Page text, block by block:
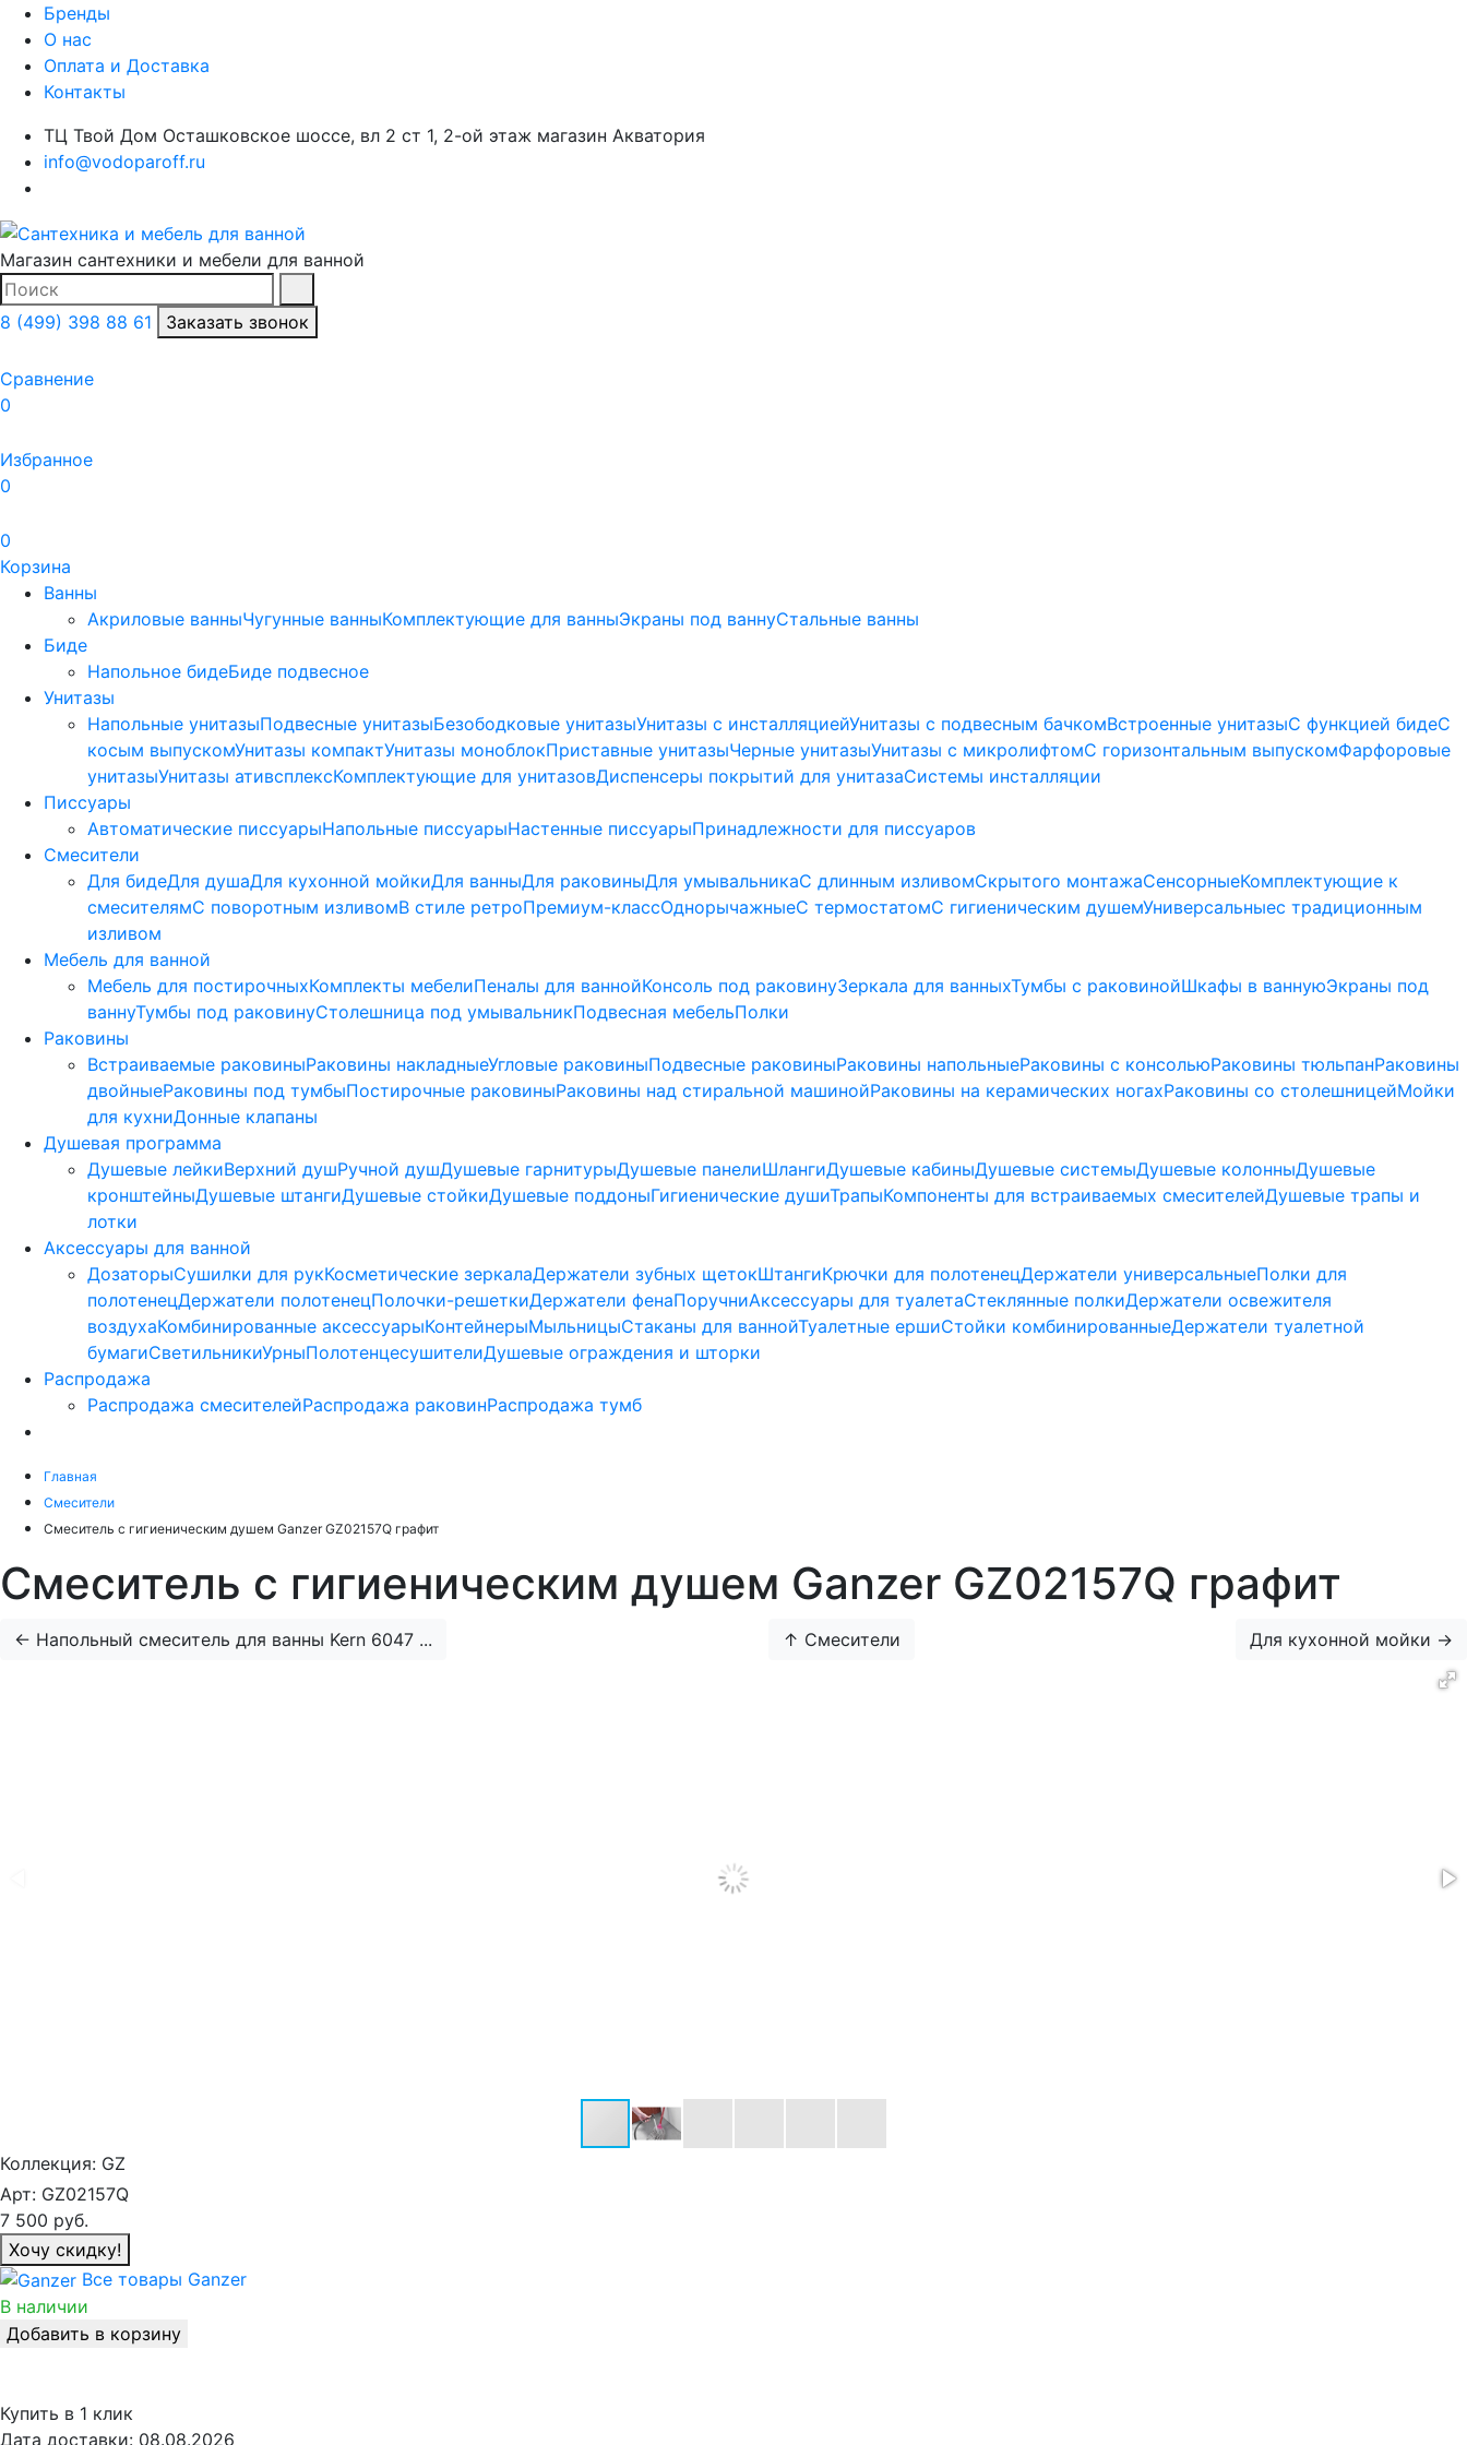
Бренды
О нас
Оплата и Доставка
Контакты
ТЦ Твой Дом Осташковское шоссе, вл 2 ст 1, 2-ой этаж магазин Акватория
info@vodoparoff.ru
Магазин сантехники и мебели для ванной
Поиск
8 (499) 398 88 61
Заказать звонок
Сравнение
0
Избранное
0
0
Корзина
Ванны
Акриловые ванныЧугунные ванныКомплектующие для ванныЭкраны под ваннуСтальные ванны
Биде
Напольное бидеБиде пoдвеснoе
Унитазы
Напольные унитазыПодвесные унитазыБезободковые унитазыУнитазы с инсталляциейУнитазы с подвесным бачкомВстроенные унитазыС функцией бидеС
косым выпускомУнитазы компактУнитазы моноблокПриставные унитазыЧерные унитазыУнитазы с микролифтомC горизонтальным выпускомФарфоровые
унитазыУнитазы ативсплексКомплектующие для унитазовДиспенсеры покрытий для унитазаСистемы инсталляции
Писсуары
Автоматические писсуарыНапольные писсуарыНастенные писсуарыПринадлежности для писсуаров
Смесители
Для бидеДля душаДля кухонной мойкиДля ванныДля раковиныДля умывальникаС длинным изливомСкрытого монтажаСенсорныеКомплектующие к
смесителямС поворотным изливомВ стиле ретроПремиум-классОднорычажныеС термостатомС гигиеническим душемУниверсальныес традиционным
изливом
Мебель для ванной
Мебель для постирочныхКомплекты мебелиПеналы для ваннойКонсоль под раковинуЗеркала для ванныхТумбы с раковинойШкафы в ваннуюЭкраны под
ваннуТумбы под раковинуСтолешница под умывальникПодвесная мебельПолки
Раковины
Встраиваемые раковиныРаковины накладныеУгловые раковиныПодвесные раковиныРаковины напольныеРаковины с консольюРаковины тюльпанРаковины
двойныеРаковины под тумбыПостирочные раковиныРаковины над стиральной машинойРаковины на керамических ногахРаковины со столешницейМойки
для кухниДонные клапаны
Душевая программа
Душевые лейкиВерхний душРучной душДушевые гарнитурыДушевые панелиШлангиДушевые кабиныДушевые системыДушевые колонныДушевые
кронштейныДушевые штангиДушевые стойкиДушевые поддоныГигиенические душиТрапыКомпоненты для встраиваемых смесителейДушевые трапы и
лотки
Аксессуары для ванной
ДозаторыСушилки для рукКосметические зеркалаДержатели зубных щетокШтангиКрючки для полотенецДержатели универсальныеПолки для
полотенецДержатели полотенецПолочки-решеткиДержатели фенаПоручниАксессуары для туалетаСтеклянные полкиДержатели освежителя
воздухаКомбинированные аксессуарыКонтейнерыМыльницыСтаканы для ваннойТуалетные ершиСтойки комбинированныеДержатели туалетной
бумагиСветильникиУрныПолотенцесушителиДушевые ограждения и шторки
Распродажа
Распродажа смесителейРаспродажа раковинРаспродажа тумб
Главная
Смесители
Смеситель с гигиеническим душем Ganzer GZ02157Q графит
Смеситель с гигиеническим душем Ganzer GZ02157Q графит
← Напольный смеситель для ванны Kern 6047 ... ↑ Смесители Для кухонной мойки →
Коллекция: GZ
Арт: GZ02157Q
7 500 руб.
Хочу скидку!
Все товары Ganzer
В наличии
Добавить в корзину
Купить в 1 клик
Дата доставки: 08.08.2026